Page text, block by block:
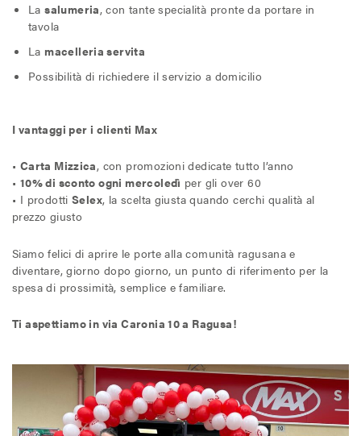
Lasalumeria, con tante specialità pronte da portare in
tavola
La macelleria servita
Possibilità di richiedere il servizio a domicilio
I vantaggi per i clienti Max
• Carta Mizzica, con promozioni dedicate tutto l’anno
• 10% di sconto ogni mercoledì per gli over 60
• I prodottiSelex, la scelta giusta quando cerchi qualità al
prezzo giusto
Siamo felici di aprire le porte alla comunità ragusana e
diventare, giorno dopo giorno, un punto di riferimento per la
spesa di prossimità, semplice e familiare.
Ti aspettiamo in via Caronia 10 a Ragusa!